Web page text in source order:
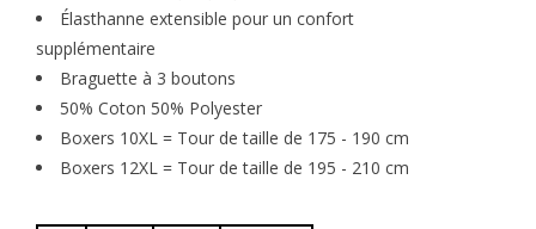
Élasthanne extensible pour un confort
supplémentaire
Braguette à 3 boutons
50% Coton 50% Polyester
Boxers 10XL = Tour de taille de 175 - 190 cm
Boxers 12XL = Tour de taille de 195 - 210 cm